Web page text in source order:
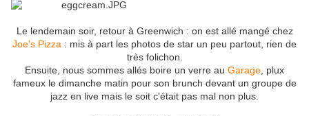
Le lendemain soir, retour à Greenwich : on est allé mangé chez
Joe's Pizza : mis à part les photos de star un peu partout, rien de
très folichon.
Ensuite, nous sommes allés boire un verre au Garage , plux
fameux le dimanche matin pour son brunch devant un groupe de
jazz en live mais le soit c'était pas mal non plus.